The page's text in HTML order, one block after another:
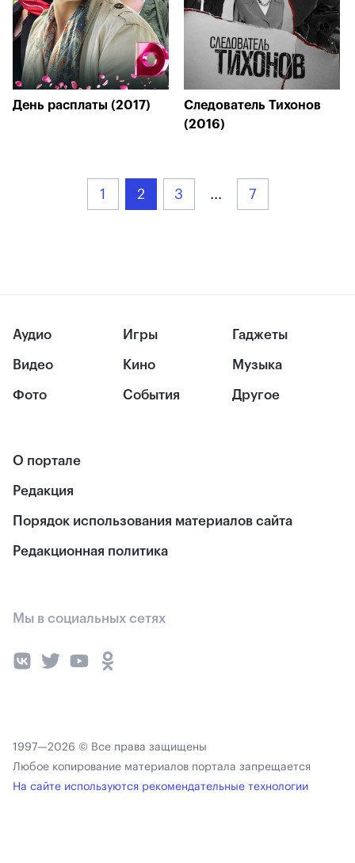
День расплаты (2017)
Следователь Тихонов
(2016)
1 2 3 ... 7
Аудио
Видео
Фото
Игры
Кино
События
Гаджеты
Музыка
Другое
О портале
Редакция
Порядок использования материалов сайта
Редакционная политика
Мы в социальных сетях
1997—2026 © Все права защищены
Любое копирование материалов портала запрещается
На сайте используются рекомендательные технологии